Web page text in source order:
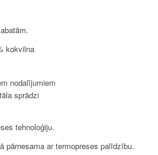
kokvilna
nodalījumiem
sprādzi
tehnoloģiju.
pārnesama ar termopreses palīdzību.